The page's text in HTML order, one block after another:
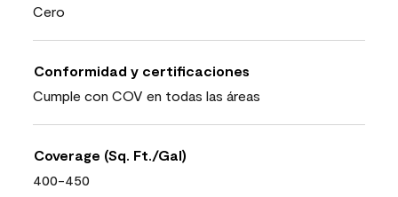
Cero
Conformidad y certificaciones
Cumple con COV en todas las áreas
Coverage (Sq. Ft./Gal)
400-450